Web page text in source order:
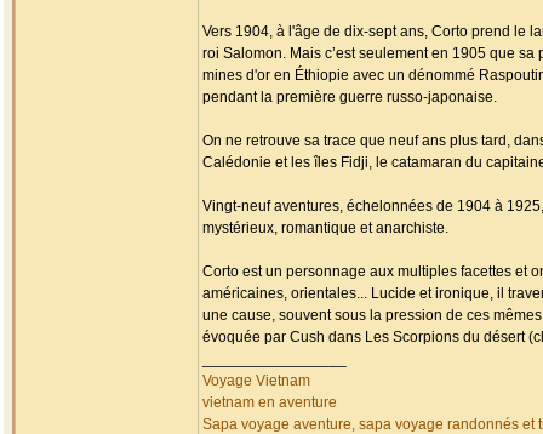
Vers 1904, à l'âge de dix-sept ans, Corto prend le
roi Salomon. Mais c’est seulement en 1905 que
mines d'or en Éthiopie avec un dénommé
pendant la première guerre russo-japonaise.
On ne retrouve sa trace que neuf ans plus tard,
Calédonie et les îles Fidji, le catamaran du
Vingt-neuf aventures, échelonnées de 1904 à
mystérieux, romantique et anarchiste.
Corto est un personnage aux multiples facettes et
américaines, orientales... Lucide et ironique, il
une cause, souvent sous la pression de ces
évoquée par Cush dans Les Scorpions du désert
Voyage Vietnam
vietnam en aventure
Sapa voyage aventure, sapa voyage randonnés et